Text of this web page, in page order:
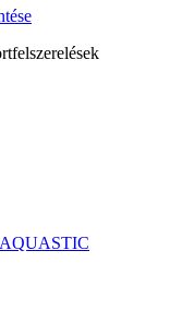
AQUASTIC